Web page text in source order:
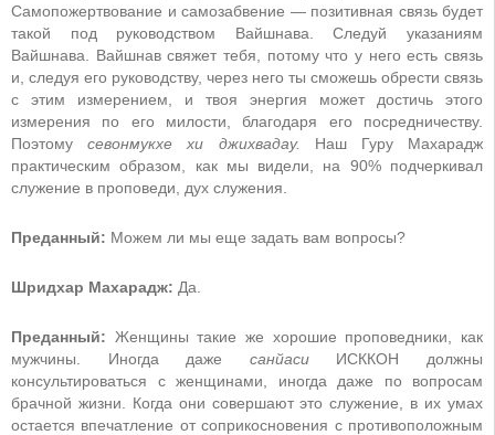
Самопожертвование и самозабвение — позитивная связь будет
такой под руководством Вайшнава. Следуй указаниям
Вайшнава. Вайшнав свяжет тебя, потому что у него есть связь
и, следуя его руководству, через него ты сможешь обрести связь
с этим измерением, и твоя энергия может достичь этого
измерения по его милости, благодаря его посредничеству.
Поэтомусевонмукхе хи джихвадау. Наш Гуру Махарадж
практическим образом, как мы видели, на 90% подчеркивал
служение в проповеди, дух служения.
Преданный: Можем ли мы еще задать вам вопросы?
Шридхар Махарадж: Да.
Преданный: Женщины такие же хорошие проповедники, как
мужчины. Иногда даже санйасиИСККОН должны
консультироваться с женщинами, иногда даже по вопросам
брачной жизни. Когда они совершают это служение, в их умах
остается впечатление от соприкосновения с противоположным